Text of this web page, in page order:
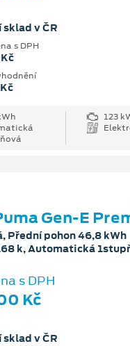
v ČR
s DPH
123
Gen-E
Přední pohon 46,8 kWh
k, Automatická
s DPH
Kč
v ČR